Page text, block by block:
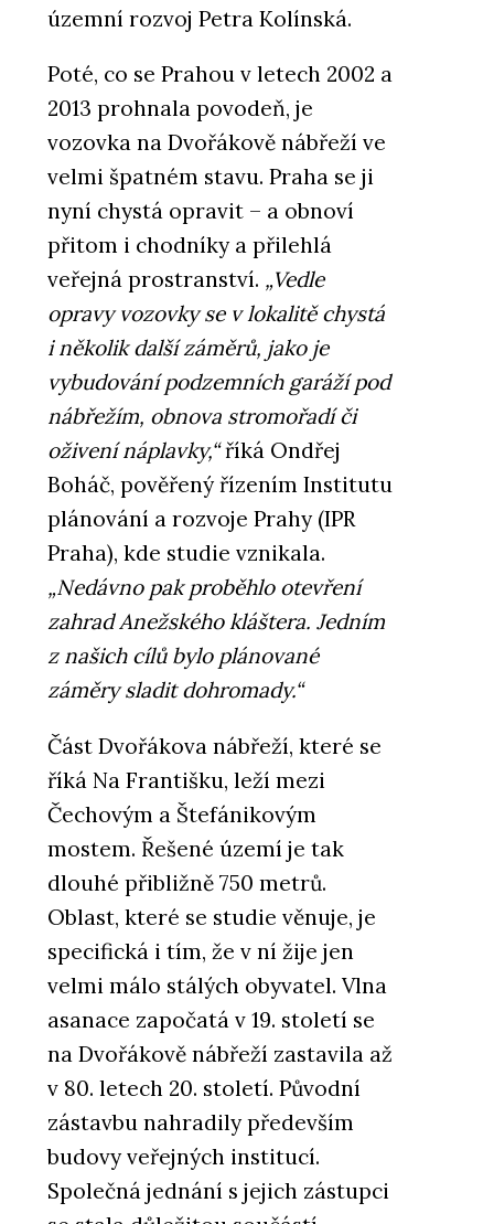
územní rozvoj Petra Kolínská.
Poté, co se Prahou v letech 2002 a
2013 prohnala povodeň, je
vozovka na Dvořákově nábřeží ve
velmi špatném stavu. Praha se ji
nyní chystá opravit – a obnoví
přitom i chodníky a přilehlá
veřejná prostranství. „Vedle
opravy vozovky se v lokalitě chystá
i několik další záměrů, jako je
vybudování podzemních garáží pod
nábřežím, obnova stromořadí či
oživení náplavky,“říká Ondřej
Boháč, pověřený řízením Institutu
plánování a rozvoje Prahy (IPR
Praha), kde studie vznikala.
„Nedávno pak proběhlo otevření
zahrad Anežského kláštera. Jedním
z našich cílů bylo plánované
záměry sladit dohromady.“
Část Dvořákova nábřeží, které se
říká Na Františku, leží mezi
Čechovým a Štefánikovým
mostem. Řešené území je tak
dlouhé přibližně 750 metrů.
Oblast, které se studie věnuje, je
specifická i tím, že v ní žije jen
velmi málo stálých obyvatel. Vlna
asanace započatá v 19. století se
na Dvořákově nábřeží zastavila až
v 80. letech 20. století. Původní
zástavbu nahradily především
budovy veřejných institucí.
Společná jednání s jejich zástupci